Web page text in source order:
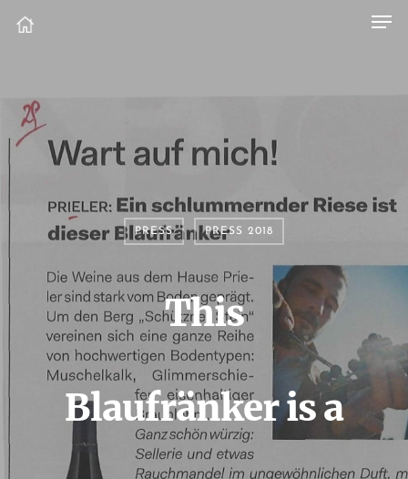
PRESS PRESS 2018
This
Blaufränker is a